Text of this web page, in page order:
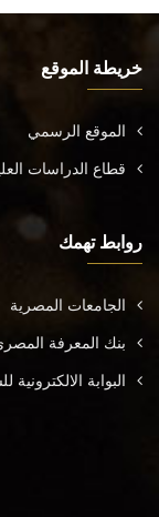
خريطة الموقع
الموقع الرسمي
قطاع الدراسات
روابط تهمك
الجامعات المصرية
بنك المعرفة
البوابة الالكترونية